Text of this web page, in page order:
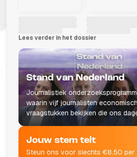
Lees verder in het dossier
Stand van Nederland
Journalistiek
waarin vijf journalisten
vraagstukken bekijken die ons
leven raken.
Jouw stem telt
Steun ons voor slechts €8,50 per